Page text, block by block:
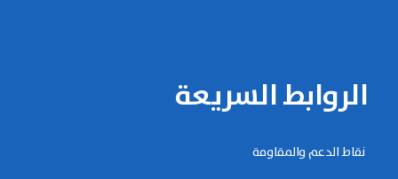
الروابط السريعة
نقاط الدعم والمقاومة